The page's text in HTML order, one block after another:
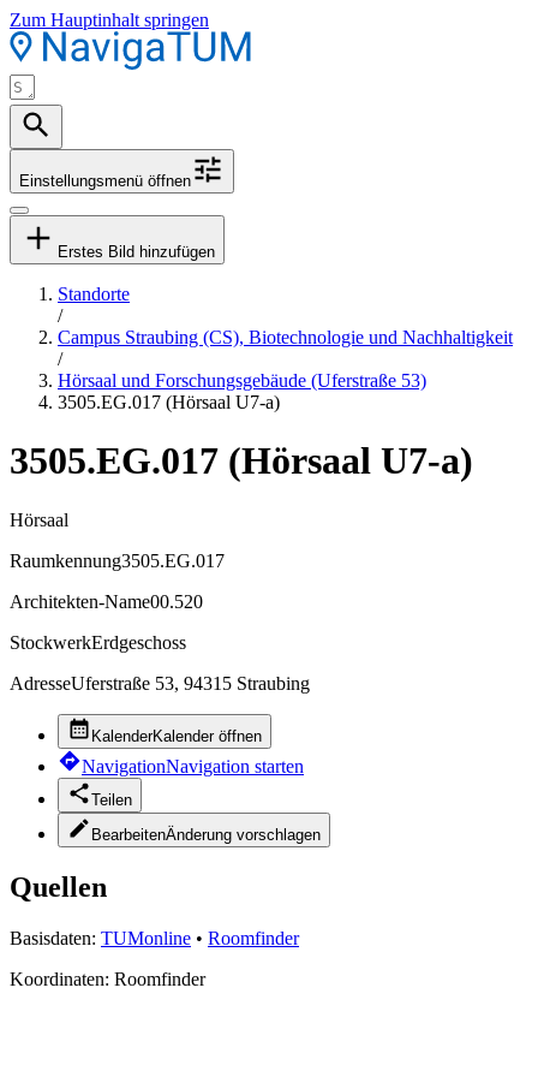
Zum Hauptinhalt springen
Einstellungsmenü öffnen
Erstes Bild hinzufügen
Standorte
/
Campus Straubing (CS), Biotechnologie und Nachhaltigkeit
/
Hörsaal und Forschungsgebäude (Uferstraße 53)
3505.EG.017 (Hörsaal U7-a)
3505.EG.017 (Hörsaal U7-a)
Hörsaal
Raumkennung3505.EG.017
Architekten-Name00.520
StockwerkErdgeschoss
AdresseUferstraße 53, 94315 Straubing
KalenderKalender öffnen
NavigationNavigation starten
Teilen
BearbeitenÄnderung vorschlagen
Quellen
Basisdaten: TUMonline • Roomfinder
Koordinaten: Roomfinder